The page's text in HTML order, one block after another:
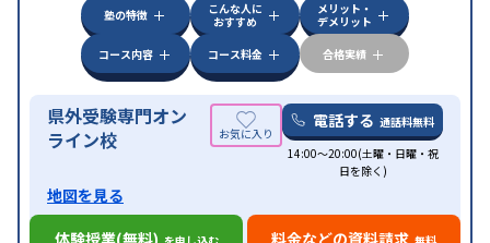
塾の特徴
こんな人に
おすすめ
メリット・
デメリット
コース内容
コース料金 合格実績
県外受験専門オン
ライン校
電話する 通話料無料
14:00～20:00(土曜・日曜・祝
日を除く)
地図を見る
体験授業(無料)
料金などの資料請求